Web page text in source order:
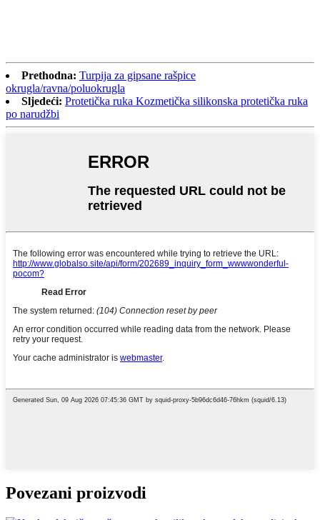
Prethodna: Turpija za gipsane rašpice
okrugla/ravna/poluokrugla
Sljedeći: Protetička ruka Kozmetička silikonska protetička ruka
po narudžbi
Povezani proizvodi